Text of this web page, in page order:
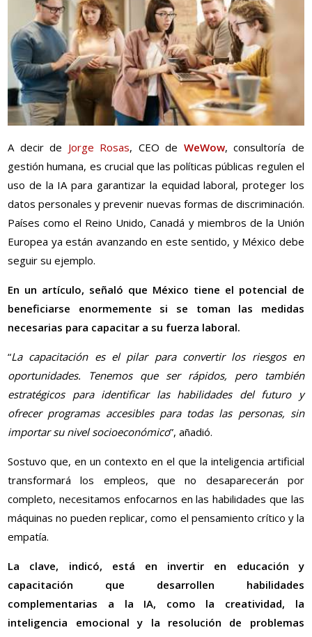
A decir de Jorge Rosas, CEO de WeWow, consultoría de
gestión humana, es crucial que las políticas públicas regulen el
uso de la IA para garantizar la equidad laboral, proteger los
datos personales y prevenir nuevas formas de discriminación.
Países como el Reino Unido, Canadá y miembros de la Unión
Europea ya están avanzando en este sentido, y México debe
seguir su ejemplo.
En un artículo, señaló que México tiene el potencial de
beneficiarse enormemente si se toman las medidas
necesarias para capacitar a su fuerza laboral.
“La capacitación es el pilar para convertir los riesgos en
oportunidades. Tenemos que ser rápidos, pero también
estratégicos para identificar las habilidades del futuro y
ofrecer programas accesibles para todas las personas, sin
importar su nivel socioeconómico”, añadió.
Sostuvo que, en un contexto en el que la inteligencia artificial
transformará los empleos, que no desaparecerán por
completo, necesitamos enfocarnos en las habilidades que las
máquinas no pueden replicar, como el pensamiento crítico y la
empatía.
La clave, indicó, está en invertir en educación y
capacitación que desarrollen habilidades
complementarias a la IA, como la creatividad, la
inteligencia emocional y la resolución de problemas